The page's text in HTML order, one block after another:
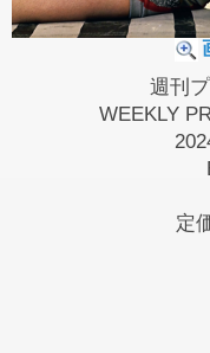
週刊
WEEKLY
定